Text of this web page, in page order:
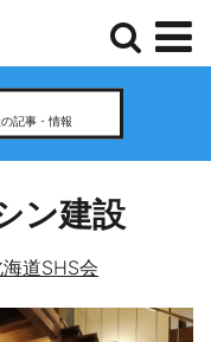
ュ
記事・情報
ン建設
道SHS会